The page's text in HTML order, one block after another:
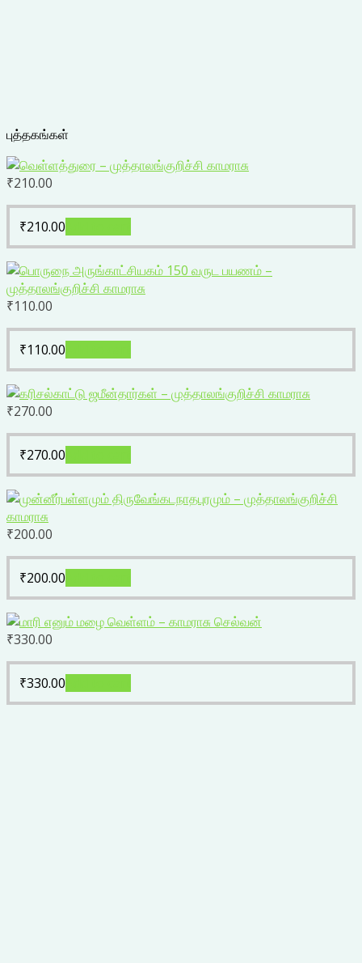
புத்தகங்கள்
₹210.00
₹210.00
₹110.00
₹110.00
₹270.00
₹270.00
₹200.00
₹200.00
₹330.00
₹330.00